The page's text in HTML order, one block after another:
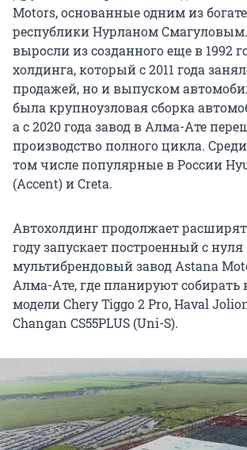
Motors, основанные одним из
республики Нурланом
выросли из созданного еще в 1992
холдинга, который с 2011 года
продажей, но и выпуском
была крупноузловая сборка
а с 2020 года завод в Алма-Ате
производство полного цикла.
том числе популярные в России
(Accent) и Creta.
Автохолдинг продолжает
году запускает построенный с нуля
мультибрендовый завод Astana
Алма-Ате, где планируют собирать
модели Chery Tiggo 2 Pro, Haval
Changan CS55PLUS (Uni-S).